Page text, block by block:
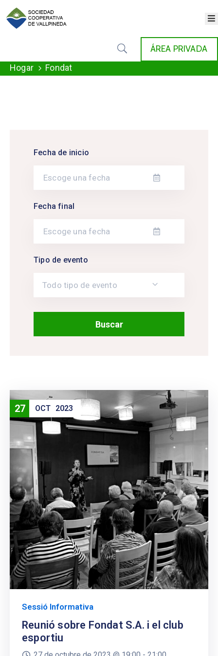
×
SERVICIOS
ÁREA PRIVADA
Hogar Fondat
Fecha de inicio
Fecha final
Tipo de evento
Todo tipo de evento
27 OCT 2023
Sessió Informativa
Reunió sobre Fondat S.A. i el club
esportiu